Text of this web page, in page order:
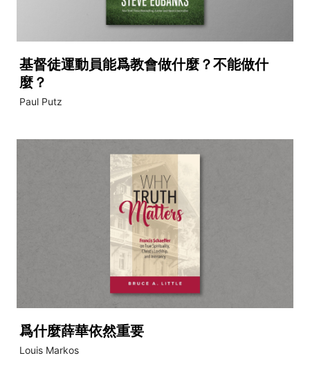
基督徒運動員能爲教會做什麼？不能做什
麼？
Paul Putz
爲什麼薛華依然重要
Louis Markos